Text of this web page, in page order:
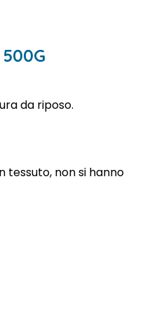
da riposo.
non si hanno